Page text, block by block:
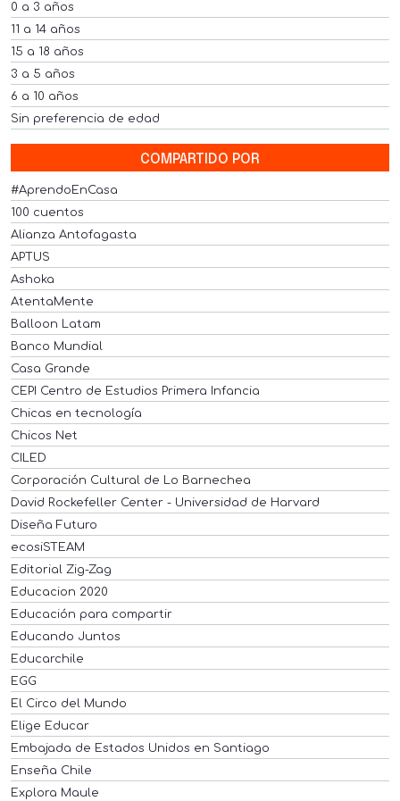
0 a 3 años
11 a 14 años
15 a 18 años
3 a 5 años
6 a 10 años
Sin preferencia de edad
COMPARTIDO POR
#AprendoEnCasa
100 cuentos
Alianza Antofagasta
APTUS
Ashoka
AtentaMente
Balloon Latam
Banco Mundial
Casa Grande
CEPI Centro de Estudios Primera Infancia
Chicas en tecnología
Chicos Net
CILED
Corporación Cultural de Lo Barnechea
David Rockefeller Center - Universidad de Harvard
Diseña Futuro
ecosiSTEAM
Editorial Zig-Zag
Educacion 2020
Educación para compartir
Educando Juntos
Educarchile
EGG
El Circo del Mundo
Elige Educar
Embajada de Estados Unidos en Santiago
Enseña Chile
Explora Maule